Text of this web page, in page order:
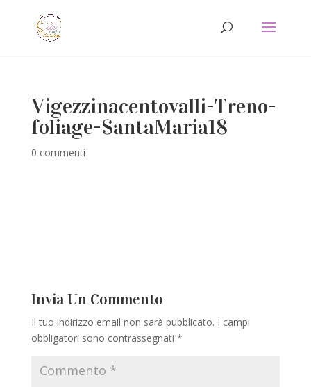
Vigezzinacentovalli-Treno-
foliage-SantaMaria18
0 commenti
Invia Un Commento
Il tuo indirizzo email non sarà pubblicato. I campi
obbligatori sono contrassegnati *